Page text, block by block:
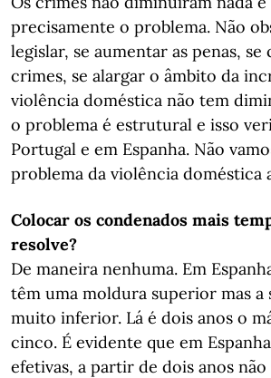
precisamente o problema. Não
legislar, se aumentar as penas, se
crimes, se alargar o âmbito da
violência doméstica não tem
o problema é estrutural e isso
Portugal e em Espanha. Não
problema da violência doméstica
Colocar os condenados mais
resolve?
De maneira nenhuma. Em
têm uma moldura superior mas a
muito inferior. Lá é dois anos o
cinco. É evidente que em
efetivas, a partir de dois anos